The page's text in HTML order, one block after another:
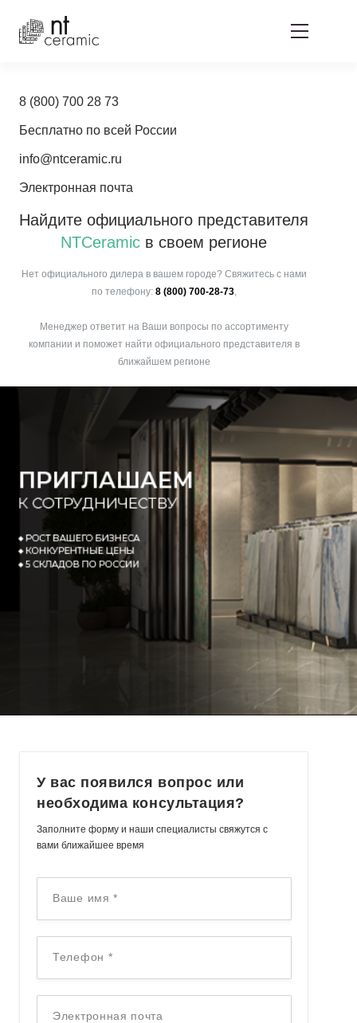
8 (800) 700 28 73
Бесплатно по всей России
info@ntceramic.ru
Электронная почта
Найдите официального представителя
NTCeramic в своем регионе
Нет официального дилера в вашем городе? Свяжитесь с нами
по телефону: 8 (800) 700-28-73,
Менеджер ответит на Ваши вопросы по ассортименту
компании и поможет найти официального представителя в
ближайшем регионе
У вас появился вопрос или
необходима консультация?
Заполните форму и наши специалисты свяжутся с
вами ближайшее время
Ваше имя*
Телефон *
Электронная почта